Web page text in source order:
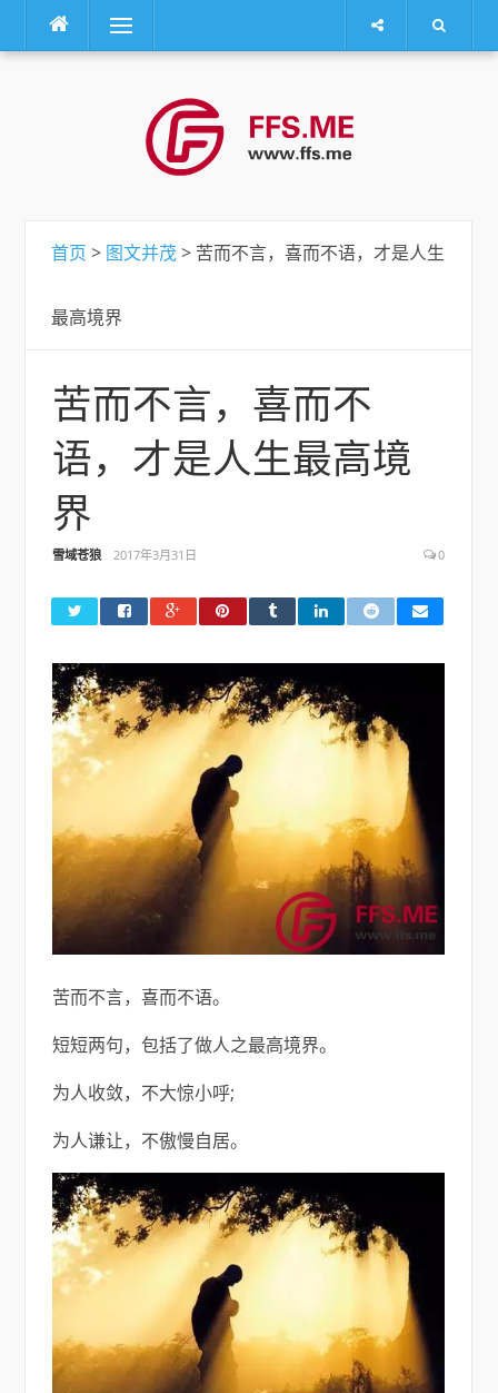
跳
菜单
首页 > 图文并茂> 苦而不言，喜而不语，才是人生
最高境界
苦而不言，喜而不
语，才是人生最高境
界
雪域苍狼 2017年3月31日 0
苦而不言，喜而不语。
短短两句，包括了做人之最高境界。
为人收敛，不大惊小呼;
为人谦让，不傲慢自居。